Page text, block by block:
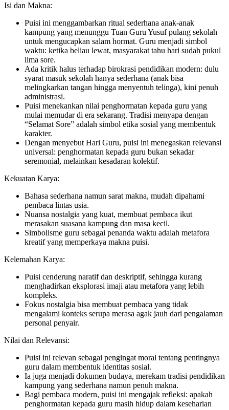
Isi dan Makna:
Puisi ini menggambarkan ritual sederhana anak-anak
kampung yang menunggu Tuan Guru Yusuf pulang sekolah
untuk mengucapkan salam hormat. Guru menjadi simbol
waktu: ketika beliau lewat, masyarakat tahu hari sudah pukul
lima sore.
Ada kritik halus terhadap birokrasi pendidikan modern: dulu
syarat masuk sekolah hanya sederhana (anak bisa
melingkarkan tangan hingga menyentuh telinga), kini penuh
administrasi.
Puisi menekankan nilai penghormatan kepada guru yang
mulai memudar di era sekarang. Tradisi menyapa dengan
“Selamat Sore” adalah simbol etika sosial yang membentuk
karakter.
Dengan menyebut Hari Guru, puisi ini menegaskan relevansi
universal: penghormatan kepada guru bukan sekadar
seremonial, melainkan kesadaran kolektif.
Kekuatan Karya:
Bahasa sederhana namun sarat makna, mudah dipahami
pembaca lintas usia.
Nuansa nostalgia yang kuat, membuat pembaca ikut
merasakan suasana kampung dan masa kecil.
Simbolisme guru sebagai penanda waktu adalah metafora
kreatif yang memperkaya makna puisi.
Kelemahan Karya:
Puisi cenderung naratif dan deskriptif, sehingga kurang
menghadirkan eksplorasi imaji atau metafora yang lebih
kompleks.
Fokus nostalgia bisa membuat pembaca yang tidak
mengalami konteks serupa merasa agak jauh dari pengalaman
personal penyair.
Nilai dan Relevansi:
Puisi ini relevan sebagai pengingat moral tentang pentingnya
guru dalam membentuk identitas sosial.
Ia juga menjadi dokumen budaya, merekam tradisi pendidikan
kampung yang sederhana namun penuh makna.
Bagi pembaca modern, puisi ini mengajak refleksi: apakah
penghormatan kepada guru masih hidup dalam keseharian